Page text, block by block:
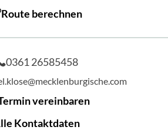
Route berechnen
0361 26585458
vereinbaren
Kontaktdaten